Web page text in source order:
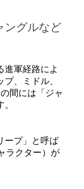
ングルなど
進軍経路によ
、ミドル、
間には「ジャ
ープ」と呼ば
ラクター）が